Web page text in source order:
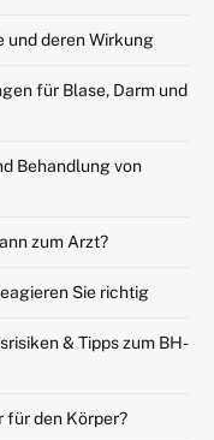
deren Wirkung
für Blase, Darm und
Behandlung von
zum Arzt?
Sie richtig
& Tipps zum BH-
für den Körper?